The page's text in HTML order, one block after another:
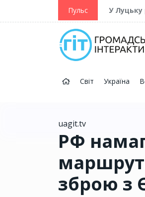
Пульс У
Світ Україна
uagit.tv
РФ
зброю з